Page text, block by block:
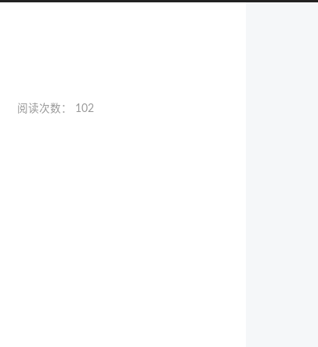
阅读次数：
102